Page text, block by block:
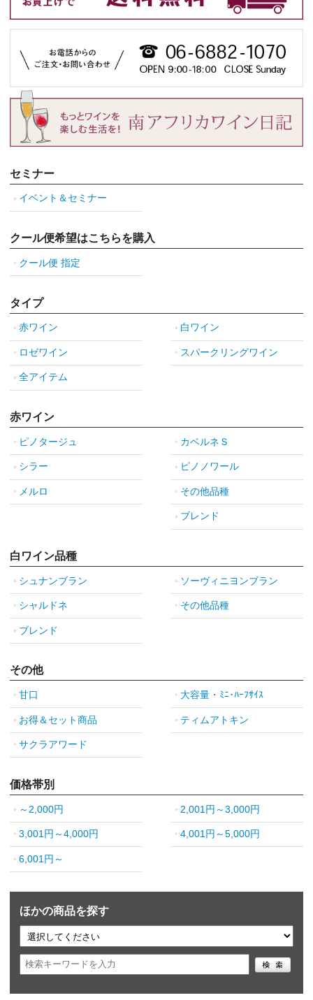
セミナー
イベント＆セミナー
クール便希望はこちらを購入
クール便 指定
タイプ
赤ワイン 白ワイン
ロゼワイン スパークリングワイン
全アイテム
赤ワイン
ピノタージュ カベルネＳ
シラー ピノノワール
メルロ その他品種
ブレンド
白ワイン品種
シュナンブラン ソーヴィニヨンブラン
シャルドネ その他品種
ブレンド
その他
甘口 大容量・ﾐﾆ･ﾊｰﾌｻｲｽ
お得＆セット商品 ティムアトキン
サクラアワード
価格帯別
～2,000円 2,001円～3,000円
3,001円～4,000円 4,001円～5,000円
6,001円～
ほかの商品を探す